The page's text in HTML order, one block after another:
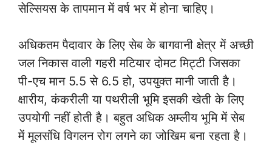
सेल्सियस के तापमान में वर्ष भर में होना चाहिए।
अधिकतम पैदावार के लिए सेब के बागवानी क्षेत्र में अच्छी
जल निकास वाली गहरी मटियार दोमट मिट्टी जिसका
पी-एच मान 5.5 से 6.5 हो, उपयुक्त मानी जाती है।
क्षारीय, कंकरीली या पथरीली भूमि इसकी खेती के लिए
उपयोगी नहीं होती है। बहुत अधिक अम्लीय भूमि में सेब
में मूलसंधि विगलन रोग लगने का जोखिम बना रहता है।